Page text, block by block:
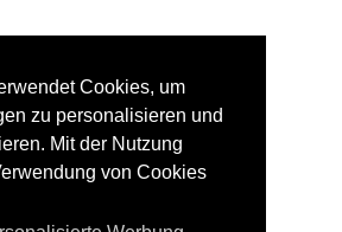
Cookies, um
zu personalisieren und
Mit der Nutzung
von Cookies